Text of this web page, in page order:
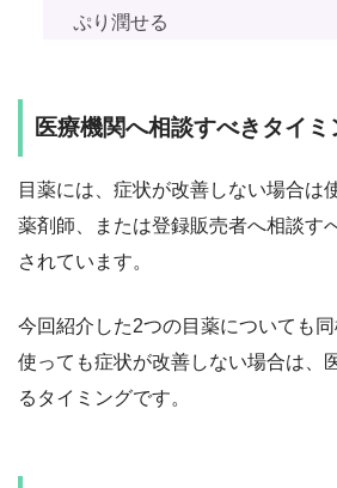
ぷり潤せる
医療機関へ相談すべきタイミ
目薬には、症状が改善しない場合は
薬剤師、または登録販売者へ相談す
されています。
今回紹介した2つの目薬についても
使っても症状が改善しない場合は、
るタイミングです。